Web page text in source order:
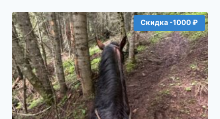
Скидка -1000 ₽